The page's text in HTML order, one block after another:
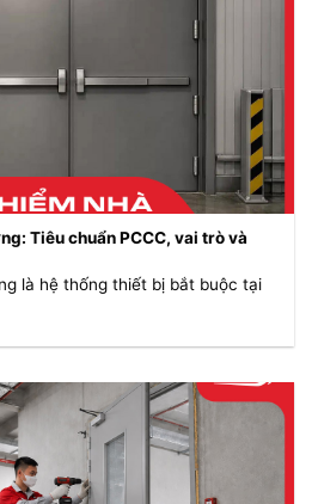
Tiêu chuẩn PCCC, vai trò và
là hệ thống thiết bị bắt buộc tại